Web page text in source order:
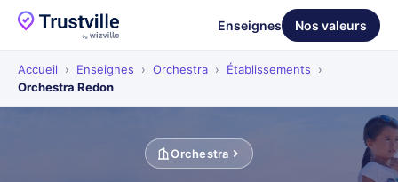
Enseignes Nos valeurs
Accueil › Enseignes › Orchestra › Établissements
›
Orchestra Redon
Orchestra